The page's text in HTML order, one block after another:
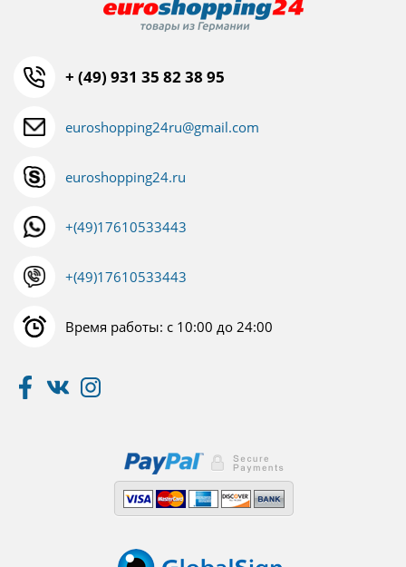
+ (49) 931 35 82 38 95
euroshopping24ru@gmail.com
euroshopping24.ru
+(49)17610533443
+(49)17610533443
Время работы: с 10:00 до 24:00